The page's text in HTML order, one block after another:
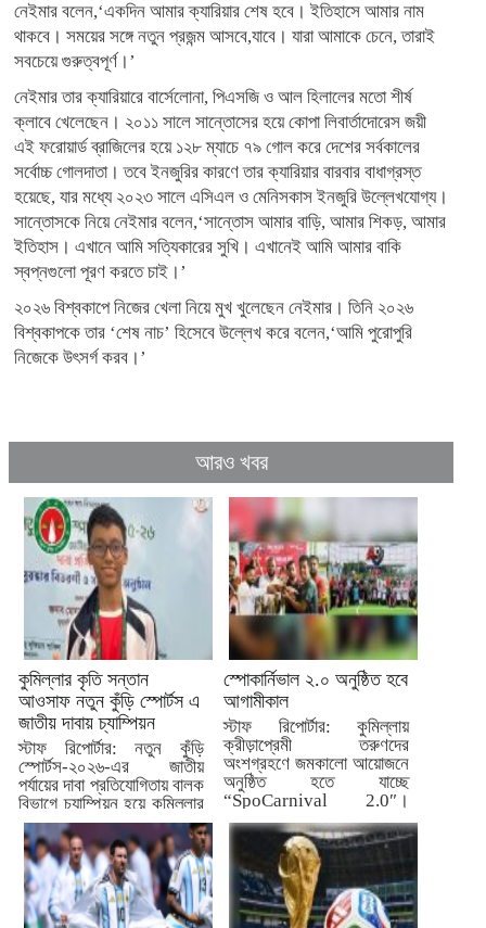
নেইমার বলেন,‘একদিন আমার ক্যারিয়ার শেষ হবে। ইতিহাসে আমার নাম
থাকবে। সময়ের সঙ্গে নতুন প্রজন্ম আসবে,যাবে। যারা আমাকে চেনে, তারাই
সবচেয়ে গুরুত্বপূর্ণ।’
নেইমার তার ক্যারিয়ারে বার্সেলোনা, পিএসজি ও আল হিলালের মতো শীর্ষ
ক্লাবে খেলেছেন। ২০১১ সালে সান্তোসের হয়ে কোপা লিবার্তাদোরেস জয়ী
এই ফরোয়ার্ড ব্রাজিলের হয়ে ১২৮ ম্যাচে ৭৯ গোল করে দেশের সর্বকালের
সর্বোচ্চ গোলদাতা। তবে ইনজুরির কারণে তার ক্যারিয়ার বারবার বাধাগ্রস্ত
হয়েছে, যার মধ্যে ২০২৩ সালে এসিএল ও মেনিসকাস ইনজুরি উল্লেখযোগ্য।
সান্তোসকে নিয়ে নেইমার বলেন,‘সান্তোস আমার বাড়ি, আমার শিকড়, আমার
ইতিহাস। এখানে আমি সত্যিকারের সুখি। এখানেই আমি আমার বাকি
স্বপ্নগুলো পূরণ করতে চাই।’
২০২৬ বিশ্বকাপে নিজের খেলা নিয়ে মুখ খুলেছেন নেইমার। তিনি ২০২৬
বিশ্বকাপকে তার ‘শেষ নাচ’ হিসেবে উল্লেখ করে বলেন,‘আমি পুরোপুরি
নিজেকে উৎসর্গ করব।’
আরও খবর
কুমিল্লার কৃতি সন্তান
আওসাফ নতুন কুঁড়ি স্পোর্টস এ
জাতীয় দাবায় চ্যাম্পিয়ন
স্টাফ রিপোর্টার: নতুন কুঁড়ি
স্পোর্টস-২০২৬-এর জাতীয়
পর্যায়ের দাবা প্রতিযোগিতায় বালক
বিভাগে চ্যাম্পিয়ন হয়ে কুমিল্লার
জন্য...
স্পোকার্নিভাল ২.০ অনুষ্ঠিত হবে
আগামীকাল
স্টাফ রিপোর্টার: কুমিল্লায়
ক্রীড়াপ্রেমী তরুণদের
অংশগ্রহণে জমকালো আয়োজনে
অনুষ্ঠিত হতে যাচ্ছে
“SpoCarnival 2.0″।
আগামীকাল মঙ্গলবার...